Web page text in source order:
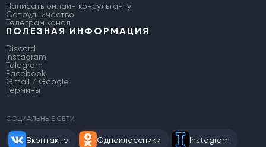
Написать онлайн консультанту
Сотрудничество
Телеграм канал
ПОЛЕЗНАЯ ИНФОРМАЦИЯ
Discord
Instagram
Telegram
Facebook
Gmail / Google
Термины
СОЦИАЛЬНЫЕ СЕТИ
Вконтакте Одноклассники Instagram